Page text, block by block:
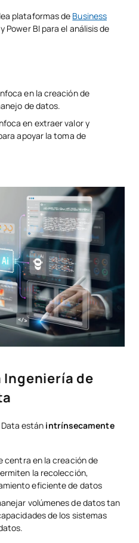
plataformas de Business
Power BI para el análisis de
en la creación de
de datos.
en extraer valor y
apoyar la toma de
de
Data están intrínsecamente
centra en la creación de
la recolección,
eficiente de datos
volúmenes de datos tan
de los sistemas